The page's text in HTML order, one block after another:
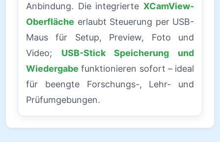
Anbindung. Die integrierte XCamView-
Oberfläche erlaubt Steuerung per USB-
Maus für Setup, Preview, Foto und
Video; USB-Stick Speicherung und
Wiedergabe funktionieren sofort – ideal
für beengte Forschungs-, Lehr- und
Prüfumgebungen.